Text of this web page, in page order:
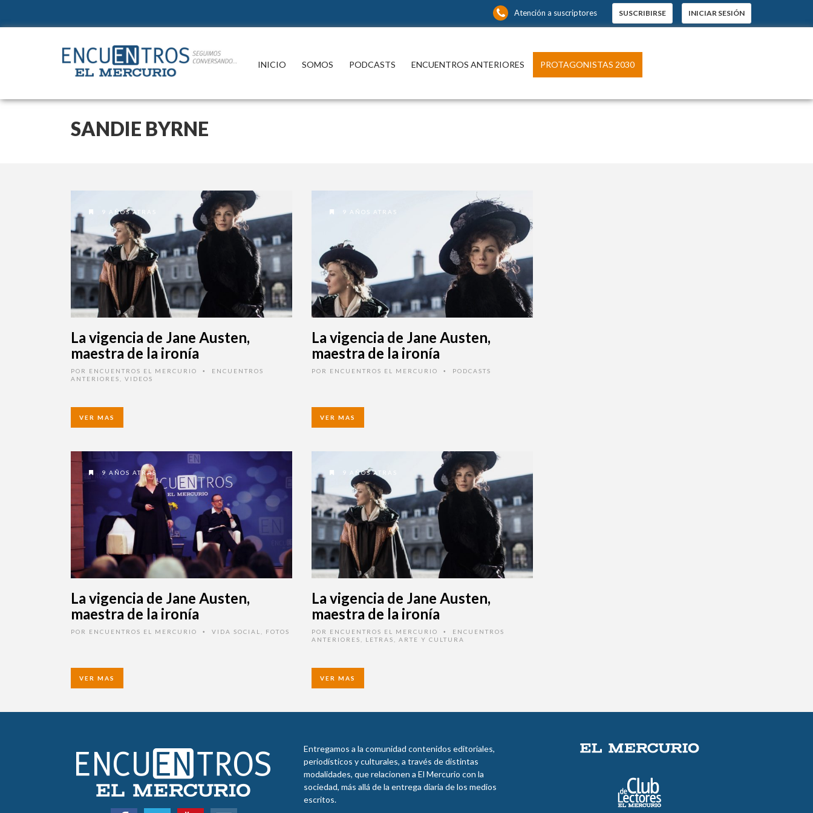
SUSCRIBIRSE INICIAR SESIÓN
Atención a suscriptores
INICIO SOMOS PODCASTS ENCUENTROS ANTERIORES PROTAGONISTAS 2030
SANDIE BYRNE
9 AÑOS ATRAS
La vigencia de Jane Austen,
maestra de la ironía
POR ENCUENTROS EL MERCURIO •
ENCUENTROS
ANTERIORES
VIDEOS
VER MAS
9 AÑOS ATRAS
La vigencia de Jane Austen,
maestra de la ironía
POR ENCUENTROS EL MERCURIO • PODCASTS
VER MAS
9 AÑOS ATRAS
La vigencia de Jane Austen,
maestra de la ironía
POR ENCUENTROS EL MERCURIO • VIDA SOCIAL FOTOS
VER MAS
9 AÑOS ATRAS
La vigencia de Jane Austen,
maestra de la ironía
POR ENCUENTROS EL MERCURIO •
ENCUENTROS
ANTERIORES
LETRAS, ARTE Y CULTURA
VER MAS
Entregamos a la comunidad contenidos editoriales,
periodísticos y culturales, a través de distintas
modalidades, que relacionen a El Mercurio con la
sociedad, más allá de la entrega diaria de los medios
escritos.